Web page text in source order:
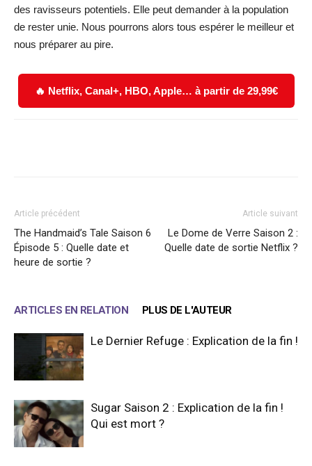
des ravisseurs potentiels. Elle peut demander à la population
de rester unie. Nous pourrons alors tous espérer le meilleur et
nous préparer au pire.
🔥 Netflix, Canal+, HBO, Apple… à partir de 29,99€
Article précédent
The Handmaid’s Tale Saison 6
Épisode 5 : Quelle date et
heure de sortie ?
Article suivant
Le Dome de Verre Saison 2 :
Quelle date de sortie Netflix ?
ARTICLES EN RELATION PLUS DE L'AUTEUR
Le Dernier Refuge : Explication de la fin !
Sugar Saison 2 : Explication de la fin !
Qui est mort ?